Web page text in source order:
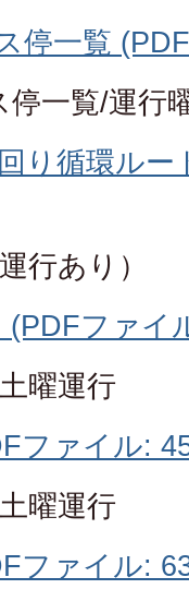
停一覧
一覧/運行
り循環ル
行あり）
(PDFファイ
曜運行
ファイル:
曜運行
ファイル: